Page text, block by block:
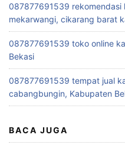
087877691539
mekarwangi, cikarang barat
087877691539 toko online
Bekasi
087877691539 tempat jual
cabangbungin, Kabupaten
BACA JUGA